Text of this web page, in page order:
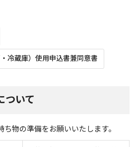
冷蔵庫）使用申込書兼同意書
ついて
物の準備をお願いいたします。